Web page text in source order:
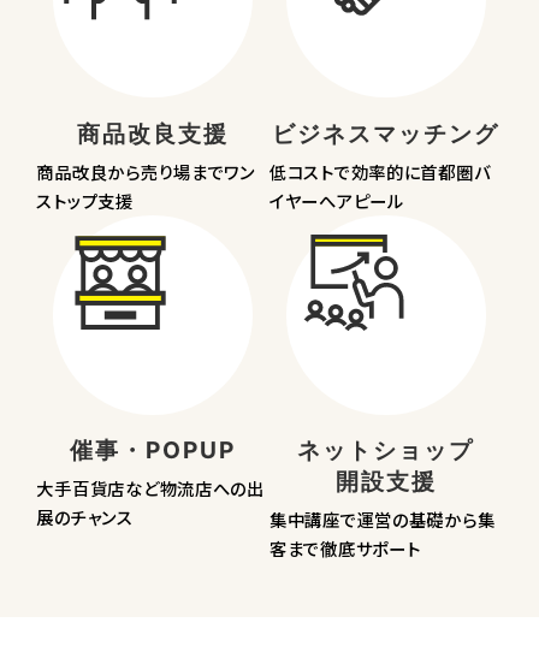
商品改良支援
商品改良から売り場までワン
ストップ支援
ビジネスマッチング
低コストで効率的に首都圏バ
イヤーへアピール
催事・POPUP
大手百貨店など物流店への出
展のチャンス
ネットショップ
開設支援
集中講座で運営の基礎から集
客まで徹底サポート